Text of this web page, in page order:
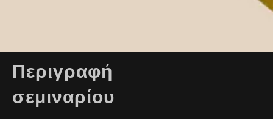
Περιγραφή
σεμιναρίου